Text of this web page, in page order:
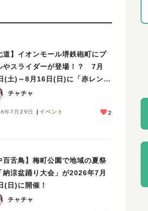
道】イオンモール堺鉄砲町にプ
やスライダーが登場！？ 7月
(土)～8月16日(日)に「赤レンガ
Kid's Water PARK 2026」が
チャチャ
年7月29日 イベント 2
百舌鳥】梅町公園で地域の夏祭
納涼盆踊り大会」が2026年7月
(日)に開催！
チャチャ